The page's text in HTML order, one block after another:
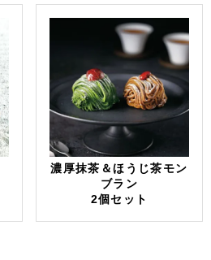
濃厚抹茶＆ほうじ茶モン
ブラン
2個セット